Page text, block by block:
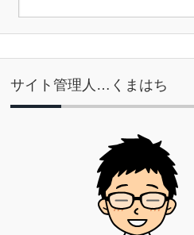
サイト管理人…くまはち